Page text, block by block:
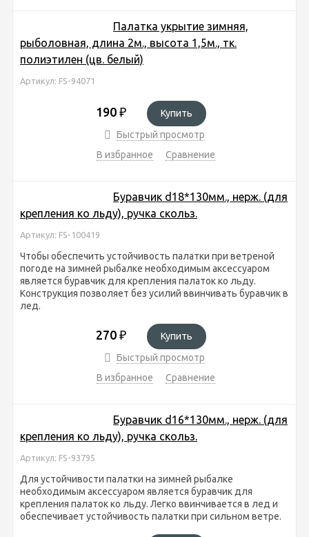
Палатка укрытие зимняя,
рыболовная, длина 2м., высота 1,5м., тк.
полиэтилен (цв. белый)
Артикул: FS-94071
190 ₽
Купить
Быстрый просмотр
В избранное
Сравнение
Буравчик d18*130мм., нерж. (для
крепления ко льду), ручка скольз.
Артикул: FS-100419
Чтобы обеспечить устойчивость палатки при ветреной
погоде на зимней рыбалке необходимым аксессуаром
является буравчик для крепления палаток ко льду.
Конструкция позволяет без усилий ввинчивать буравчик в
лед.
270 ₽
Купить
Быстрый просмотр
В избранное
Сравнение
Буравчик d16*130мм., нерж. (для
крепления ко льду), ручка скольз.
Артикул: FS-93795
Для устойчивости палатки на зимней рыбалке
необходимым аксессуаром является буравчик для
крепления палаток ко льду. Легко ввинчивается в лед и
обеспечивает устойчивость палатки при сильном ветре.